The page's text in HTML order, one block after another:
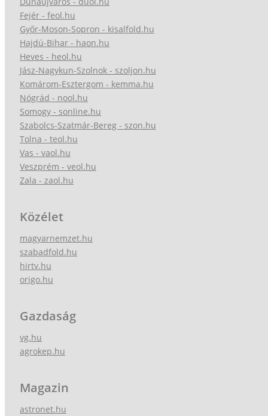
Fejér - feol.hu
Győr-Moson-Sopron - kisalfold.hu
Hajdú-Bihar - haon.hu
Heves - heol.hu
Jász-Nagykun-Szolnok - szoljon.hu
Komárom-Esztergom - kemma.hu
Nógrád - nool.hu
Somogy - sonline.hu
Szabolcs-Szatmár-Bereg - szon.hu
Tolna - teol.hu
Vas - vaol.hu
Veszprém - veol.hu
Zala - zaol.hu
Közélet
magyarnemzet.hu
szabadfold.hu
hirtv.hu
origo.hu
Gazdaság
vg.hu
agrokep.hu
Magazin
astronet.hu